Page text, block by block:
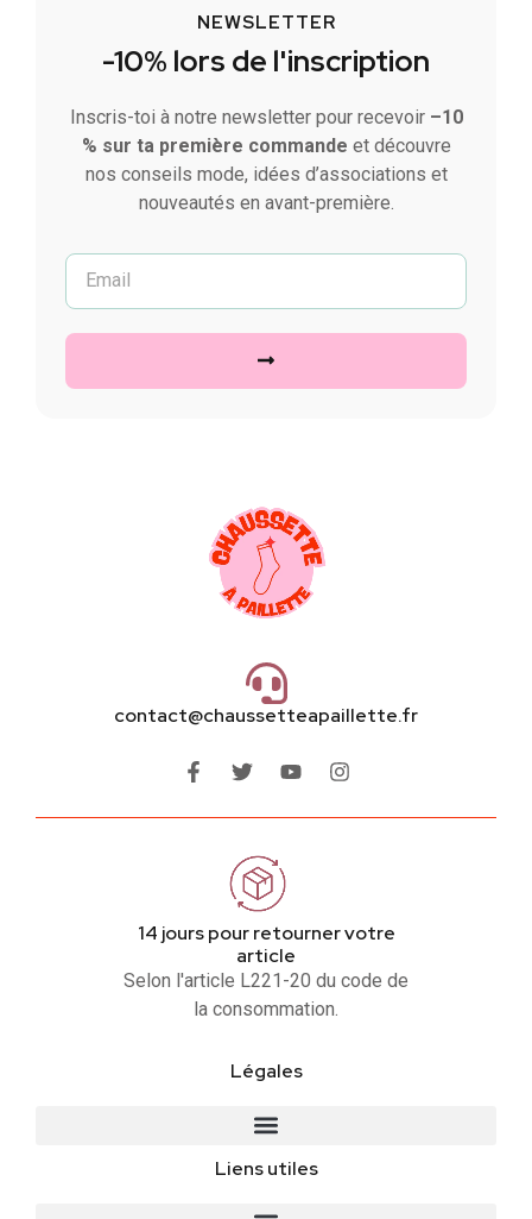
NEWSLETTER
-10% lors de l'inscription
Inscris-toi à notre newsletter pour recevoir –10
% sur ta première commande et découvre
nos conseils mode, idées d’associations et
nouveautés en avant-première.
contact@chaussetteapaillette.fr
14 jours pour retourner votre
article
Selon l'article L221-20 du code de
la consommation.
Légales
Liens utiles